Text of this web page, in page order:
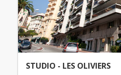
STUDIO - LES OLIVIERS